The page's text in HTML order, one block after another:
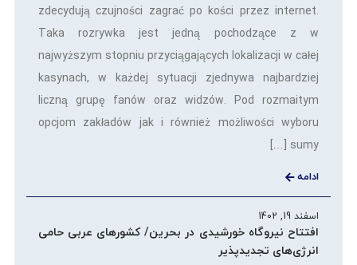
zdecydują czujności zagrać po kości przez internet.
Taka rozrywka jest jedną pochodzące z w
najwyższym stopniu przyciągających lokalizacji w całej
kasynach, w każdej sytuacji zjednywa najbardziej
liczną grupę fanów oraz widzów. Pod rozmaitym
opcjom zakładów jak i również możliwości wyboru
sumy […]
ادامه
اسفند 19, 1402
افتتاح نیروگاه خورشیدی در بحرین/ کشورهای عربی حامی
انرژی‌های تجدیدپذیر